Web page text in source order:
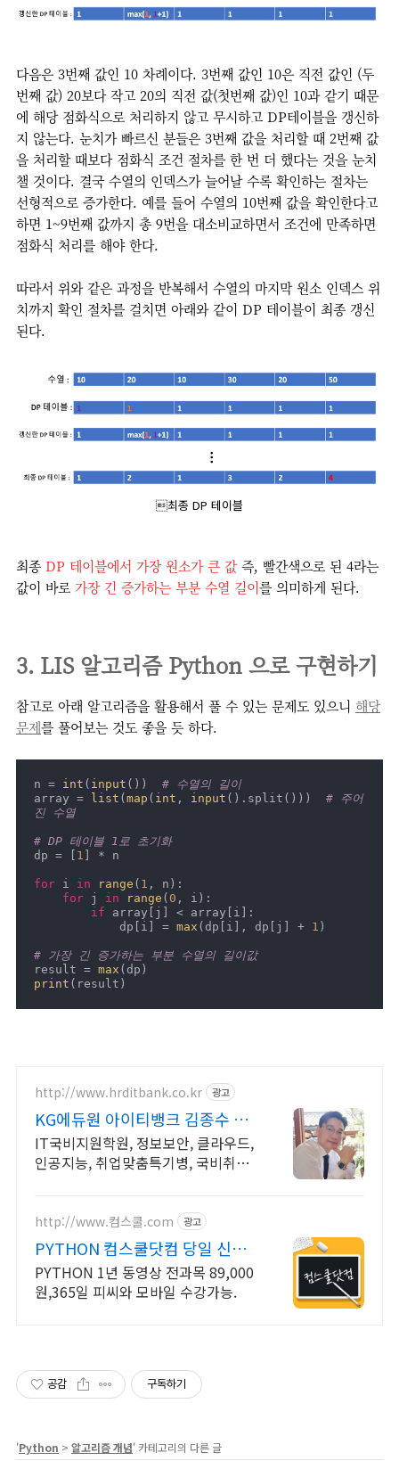
다음은 3번째 값인 10 차례이다. 3번째 값인 10은 직전 값인 (두
번째 값) 20보다 작고 20의 직전 값(첫번째 값)인 10과 같기 때문
에 해당 점화식으로 처리하지 않고 무시하고 DP테이블을 갱신하
지 않는다. 눈치가 빠르신 분들은 3번째 값을 처리할 때 2번째 값
을 처리할 때보다 점화식 조건 절차를 한 번 더 했다는 것을 눈치
챌 것이다. 결국 수열의 인덱스가 늘어날 수록 확인하는 절차는
선형적으로 증가한다. 예를 들어 수열의 10번째 값을 확인한다고
하면 1~9번째 값까지 총 9번을 대소비교하면서 조건에 만족하면
점화식 처리를 해야 한다.
따라서 위와 같은 과정을 반복해서 수열의 마지막 원소 인덱스 위
치까지 확인 절차를 걸치면 아래와 같이 DP 테이블이 최종 갱신
된다.
최종 DP 테이블
최종 DP 테이블에서 가장 원소가 큰 값즉, 빨간색으로 된 4라는
값이 바로 가장 긴 증가하는 부분 수열 길이를 의미하게 된다.
3. LIS 알고리즘 Python 으로 구현하기
참고로 아래 알고리즘을 활용해서 풀 수 있는 문제도 있으니 해당
문제를 풀어보는 것도 좋을 듯 하다.
n = int ( input ()) # 수열의 길이
array =
list ( map ( int , input ().split())) # 주어
진 수열
# DP 테이블 1로 초기화
dp = [ 1 ] * n
for i in range ( 1 , n):
for j in range ( 0 , i):
if array[j] < array[i]:
            dp[i] =
max (dp[i], dp[j] + 1 )
# 가장 긴 증가하는 부분 수열의 길이값
result = max
print (result)
http://www.hrditbank.co.kr 광고
KG에듀원 아이티뱅크 김종수 27
년경력전문가 IT취업상담
IT국비지원학원, 정보보안, 클라우드,
인공지능, 취업맞춤특기병, 국비취업
http://www.컴스쿨.com 광고
PYTHON 컴스쿨닷컴 당일 신청
&결제시 기프티콘!
PYTHON 1년 동영상 전과목 89,000
원,365일 피씨와 모바일 수강가능.
공감 구독하기
'Python > 알고리즘 개념' 카테고리의 다른 글